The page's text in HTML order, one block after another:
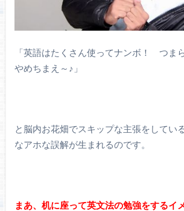
「英語はたくさん使ってナンボ！ つま
やめちまえ～♪」
と脳内お花畑でスキップな主張をしてい
なアホな誤解が生まれるのです。
まあ、机に座って英文法の勉強をするイ